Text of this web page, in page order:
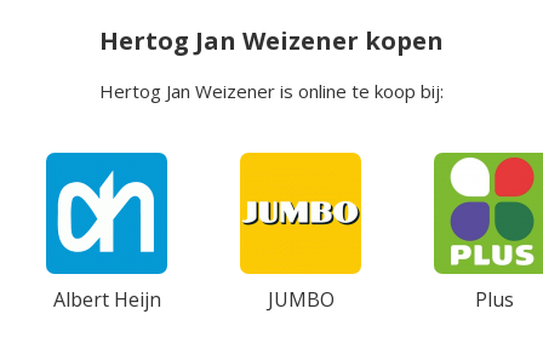
Hertog Jan Weizener kopen
Hertog Jan Weizener is online te koop bij:
Albert Heijn JUMBO Plus